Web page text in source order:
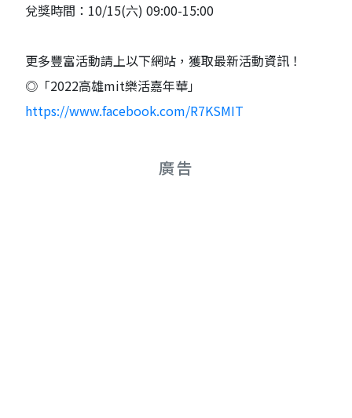
兌獎時間：10/15(六) 09:00-15:00
更多豐富活動請上以下網站，獲取最新活動資訊！
◎「2022高雄mit樂活嘉年華」
https://www.facebook.com/R7KSMIT
廣告